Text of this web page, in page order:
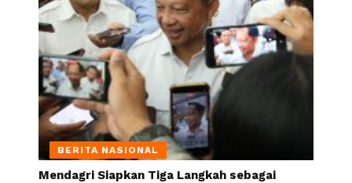
BERITA NASIONAL
Mendagri Siapkan Tiga Langkah sebagai